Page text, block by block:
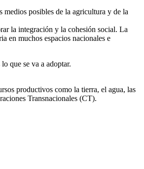
medios posibles de la agricultura y de la
la integración y la cohesión social. La
en muchos espacios nacionales e
que se va a adoptar.
productivos como la tierra, el agua, las
Transnacionales (CT).